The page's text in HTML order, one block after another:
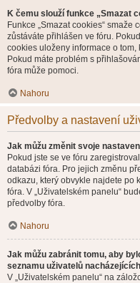
K čemu slouží funkce „Smazat
Funkce „Smazat cookies“
zůstáváte přihlášen ve fóru.
cookies uloženy informace o
Pokud máte problém s
fóra může pomoci.
Nahoru
Předvolby a nastavení
Jak můžu změnit svoje
Pokud jste se ve fóru
databázi fóra. Pro jejich změnu
odkazu, který obvykle najdete po
fóra. V „Uživatelském panelu“
předvolby fóra.
Nahoru
Jak můžu zabránit tomu, aby
seznamu uživatelů
V „Uživatelském panelu“ na